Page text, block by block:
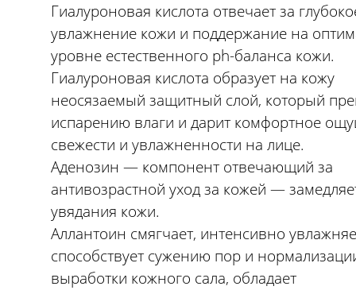
Гиалуроновая кислота отвечает за
увлажнение кожи и поддержание на
уровне естественного ph-баланса кожи.
Гиалуроновая кислота образует на кожу
неосязаемый защитный слой, который
испарению влаги и дарит комфортное
свежести и увлажненности на лице.
Аденозин — компонент отвечающий за
антивозрастной уход за кожей —
увядания кожи.
Аллантоин смягчает, интенсивно
способствует сужению пор и
выработки кожного сала, обладает